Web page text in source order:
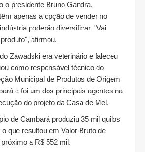
o presidente Bruno Gandra,
apenas a opção de vender no
poderão diversificar. "Vai
afirmou.
Zawadski era veterinário e faleceu
como responsável técnico do
Municipal de Produtos de Origem
e foi um dos principais agentes na
do projeto da Casa de Mel.
de Cambará produziu 35 mil quilos
que resultou em Valor Bruto de
a R$ 552 mil.